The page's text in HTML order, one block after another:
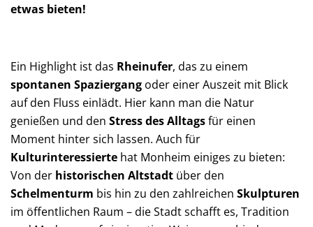
etwas bieten!
Ein Highlight ist das Rheinufer, das zu einem
spontanen Spaziergang oder einer Auszeit mit Blick
auf den Fluss einlädt. Hier kann man die Natur
genießen und den Stress des Alltagsfür einen
Moment hinter sich lassen. Auch für
Kulturinteressierte hat Monheim einiges zu bieten:
Von der historischen Altstadt über den
Schelmenturm bis hin zu den zahlreichen Skulpturen
im öffentlichen Raum – die Stadt schafft es, Tradition